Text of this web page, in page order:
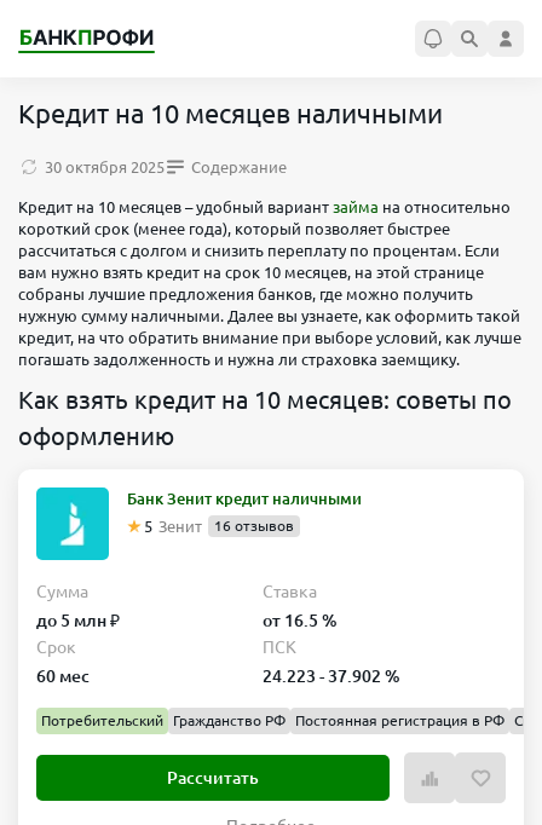
Кредит на 10 месяцев наличными
30 октября 2025 Содержание
Кредит на 10 месяцев – удобный вариант займа на относительно
короткий срок (менее года), который позволяет быстрее
рассчитаться с долгом и снизить переплату по процентам. Если
вам нужно взять кредит на срок 10 месяцев, на этой странице
собраны лучшие предложения банков, где можно получить
нужную сумму наличными. Далее вы узнаете, как оформить такой
кредит, на что обратить внимание при выборе условий, как лучше
погашать задолженность и нужна ли страховка заемщику.
Как взять кредит на 10 месяцев: советы по
оформлению
Банк Зенит кредит наличными
5 Зенит 16 отзывов
Сумма
до 5 млн ₽
Ставка
от 16.5 %
Срок
60 мес
ПСК
24.223 - 37.902 %
Потребительский Гражданство РФ Постоянная регистрация в РФ
Рассчитать